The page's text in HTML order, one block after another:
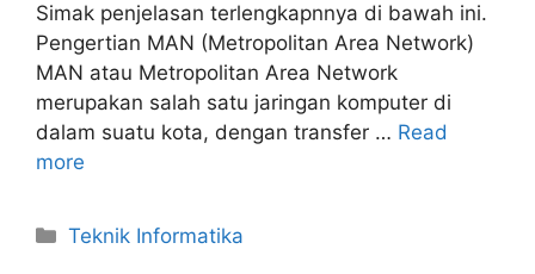
Simak penjelasan terlengkapnnya di bawah ini.
Pengertian MAN (Metropolitan Area Network)
MAN atau Metropolitan Area Network
merupakan salah satu jaringan komputer di
dalam suatu kota, dengan transfer … Read
more
Categories
Teknik Informatika